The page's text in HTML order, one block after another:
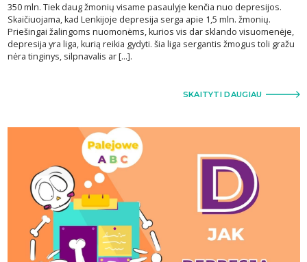
350 mln. Tiek daug žmonių visame pasaulyje kenčia nuo depresijos.
Skaičiuojama, kad Lenkijoje depresija serga apie 1,5 mln. žmonių.
Priešingai žalingoms nuomonėms, kurios vis dar sklando visuomenėje,
depresija yra liga, kurią reikia gydyti. šia liga sergantis žmogus toli gražu
nėra tinginys, silpnavalis ar [...].
SKAITYTI DAUGIAU